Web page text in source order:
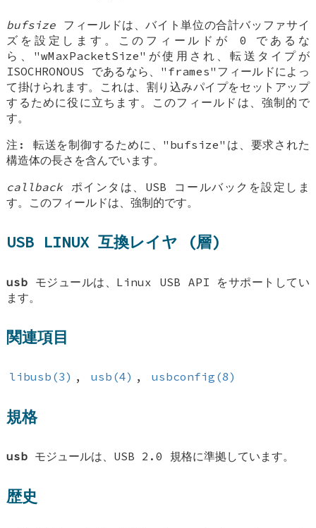
bufsize フィールドは、バイト単位の合計バッファサイ
ズを設定します。このフィールドが 0 であるな
ら、"wMaxPacketSize"が使用され、転送タイプが
ISOCHRONOUS であるなら、"frames"フィールドによっ
て掛けられます。これは、割り込みパイプをセットアップ
するために役に立ちます。このフィールドは、強制的で
す。
注: 転送を制御するために、"bufsize"は、要求された
構造体の長さを含んでいます。
callbackポインタは、USB コールバックを設定しま
す。このフィールドは、強制的です。
USB LINUX 互換レイヤ (層)
usb モジュールは、Linux USB API をサポートしてい
ます。
関連項目
libusb(3) , usb(4) , usbconfig(8)
規格
usb モジュールは、USB 2.0 規格に準拠しています。
歴史